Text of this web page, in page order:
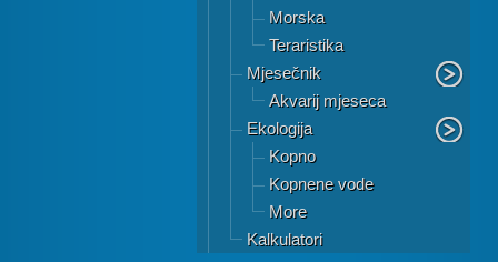
Morska
Teraristika
Mjesečnik
Akvarij mjeseca
Ekologija
Kopno
Kopnene vode
More
Kalkulatori